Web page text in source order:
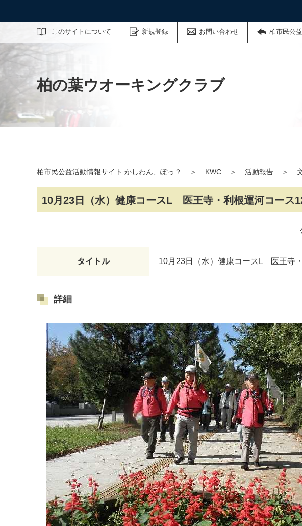
このサイトについて 新規登録 お問い合わせ 柏市民公
サイト内検索
柏の葉ウオーキングクラブ
柏市民公益活動情報サイト かしわん、ぽっ？ ＞ KWC ＞ 活動報告 ＞
10月23日（水）健康コースL 医王寺・利根運河コース
タイトル 10月 23日 （水） 健康コ ース L 医王寺 ・
詳細
マイメディア検索